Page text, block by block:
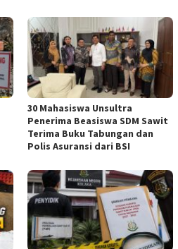
30 Mahasiswa Unsultra
Penerima Beasiswa SDM Sawit
Terima Buku Tabungan dan
Polis Asuransi dari BSI